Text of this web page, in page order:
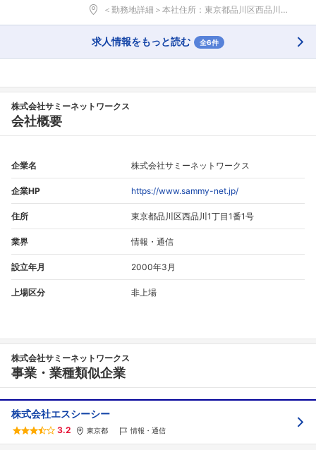
＜勤務地詳細＞本社住所：東京都品川区西品川1-1-...
求人情報をもっと読む 全6件
株式会社サミーネットワークス
会社概要
企業名 株式会社サミーネットワークス
企業HP https://www.sammy-net.jp/
住所 東京都品川区西品川1丁目1番1号
業界 情報・通信
設立年月 2000年3月
上場区分 非上場
株式会社サミーネットワークス
事業・業種類似企業
株式会社エスシーシー
3.2 東京都 情報・通信